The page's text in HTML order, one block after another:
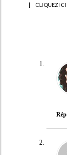
|
CLIQUEZ ICI